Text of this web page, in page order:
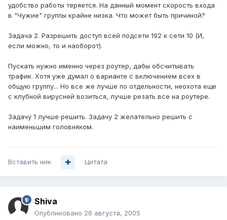
удобство работы теряется. На данный момент скорость входа
в "Чужие" группы крайне низка. Что может быть причиной?
Задача 2. Разрешить доступ всей подсети 192 к сети 10 (И,
если можно, то и наоборот).
Пускать нужно именно через роутер, дабы обсчитывать
трафик. Хотя уже думал о варианте с включением всех в
общую группу... Но все же лучше по отдельности, неохота еще
с клубной вирусней возиться, лучше резать все на роутере.
Задачу 1 лучше решить. Задачу 2 желательно решить с
наименьшим головняком.
Вставить ник Цитата
Shiva
Опубликовано 26 августа, 2005